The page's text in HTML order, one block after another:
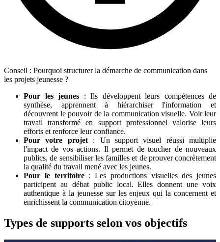
Conseil : Pourquoi structurer la démarche de communication dans
les projets jeunesse ?
Pour les jeunes : Ils développent leurs compétences de
synthèse, apprennent à hiérarchiser l'information et
découvrent le pouvoir de la communication visuelle. Voir leur
travail transformé en support professionnel valorise leurs
efforts et renforce leur confiance.
Pour votre projet: Un support visuel réussi multiplie
l'impact de vos actions. Il permet de toucher de nouveaux
publics, de sensibiliser les familles et de prouver concrètement
la qualité du travail mené avec les jeunes.
Pour le territoire: Les productions visuelles des jeunes
participent au débat public local. Elles donnent une voix
authentique à la jeunesse sur les enjeux qui la concernent et
enrichissent la communication citoyenne.
Types de supports selon vos objectifs